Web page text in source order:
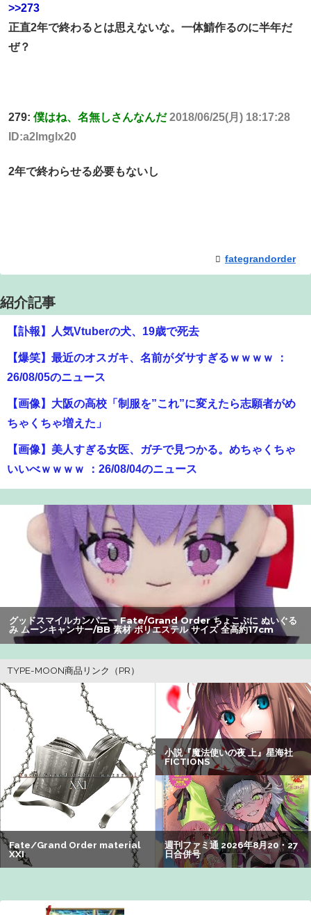
>>273
正直2年で終わるとは思えないな。一体鯖作るのに半年だ
ぜ？
279: 僕はね、名無しさんなんだ 2018/06/25(月) 18:17:28
ID:a2lmglx20
2年で終わらせる必要もないし
fategrandorder
紹介記事
【訃報】人気Vtuberの犬、19歳で死去
【爆笑】最近のオスガキ、名前がダサすぎるｗｗｗｗ ：
26/08/05のニュース
【画像】大阪の高校「制服を”これ”に変えたら志願者がめ
ちゃくちゃ増えた」
【画像】美人すぎる女医、ガチで見つかる。めちゃくちゃ
いいべｗｗｗｗ ：26/08/04のニュース
しまう…
【朗報】アマガミの棚町薫さん、最新絵でめっちゃ可愛く
なる：26/08/03のニュース
【悲報】Mrs. GREEN APPLE、マジで逝くwwwwww
【悲報】Z世代の身長低下の理由、ついに判明かｗｗｗｗ：
26/08/02のニュース
成人向けゲーム『ヤリステ メスブター』開発者絶望、銀行
がsteamからの入金を拒否→金が入ってなくても売上金額
分の納税義務あり
【画像】瀬戸環奈（セトカン）さん、ティファのコスプレ
でシコらせにくるｗｗｗ：26/08/01のニュース
【画像】旅人女子「夜景を撮りたかっただけなのに、故郷
の村が燃やされたみたいになった」←26万ｲｲﾈｗｗｗｗ
【速報】ジャンポケ斎藤、求刑7年で逝く。実刑確実か
【画像】オタク「実際にプレイしたらわかるけどライザは
友達って感じで性的な目では見れないｗ」←これｗｗｗ
グッドスマイルカンパニー Fate/Grand Order ちょこぷに ぬいぐる
み ムーンキャンサー/BB 素材 ポリエステル サイズ 全高約17cm